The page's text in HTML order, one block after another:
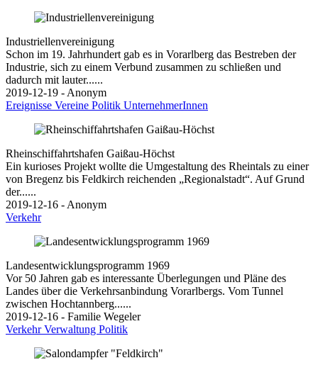
Industriellenvereinigung
Schon im 19. Jahrhundert gab es in Vorarlberg das Bestreben der
Industrie, sich zu einem Verbund zusammen zu schließen und
dadurch mit lauter......
2019-12-19 - Anonym
Ereignisse Vereine Politik UnternehmerInnen
Rheinschiffahrtshafen Gaißau-Höchst
Ein kurioses Projekt wollte die Umgestaltung des Rheintals zu einer
von Bregenz bis Feldkirch reichenden „Regionalstadt“. Auf Grund
der......
2019-12-16 - Anonym
Verkehr
Landesentwicklungsprogramm 1969
Vor 50 Jahren gab es interessante Überlegungen und Pläne des
Landes über die Verkehrsanbindung Vorarlbergs. Vom Tunnel
zwischen Hochtannberg......
2019-12-16 - Familie Wegeler
VerkehrVerwaltung Politik